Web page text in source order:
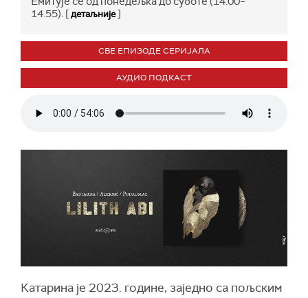
14.55). [детаљније]
СВЕ ЕПИЗОДЕ СЕРИЈАЛА
АУДИО ПОДКАСТ
Катарина је 2023. године, заједно са пољским